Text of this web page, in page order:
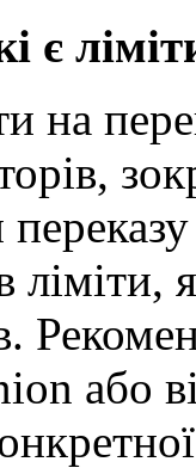
є
на
або